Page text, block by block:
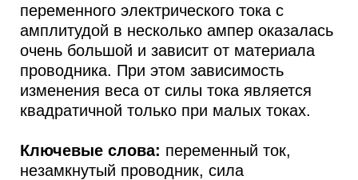
переменного электрического тока с
амплитудой в несколько ампер оказалась
очень большой и зависит от материала
проводника. При этом зависимость
изменения веса от силы тока является
квадратичной только при малых токах.
Ключевые слова: переменный ток,
незамкнутый проводник, сила